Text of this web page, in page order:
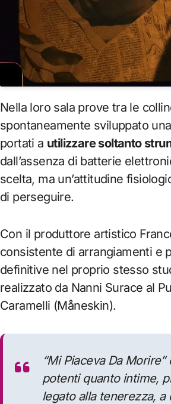
Nella loro sala prove tra le
spontaneamente sviluppato
portati a utilizzare soltanto
dall’assenza di batterie
scelta, ma un’attitudine
di perseguire.
Con il produttore artistico
consistente di arrangiamenti e
definitive nel proprio stesso
realizzato da Nanni Surace al
Caramelli (Måneskin).
“Mi Piaceva Da
potenti quanto intime,
legato alla tenerezza,